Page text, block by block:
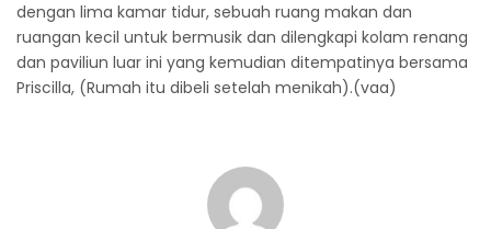
dengan lima kamar tidur, sebuah ruang makan dan
ruangan kecil untuk bermusik dan dilengkapi kolam renang
dan paviliun luar ini yang kemudian ditempatinya bersama
Priscilla, (Rumah itu dibeli setelah menikah).(vaa)